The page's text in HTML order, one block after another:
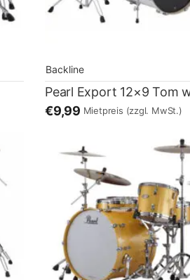
Backline
Pearl Export 12×9 Tom
€9,99 Mietpreis (zzgl. MwSt.)